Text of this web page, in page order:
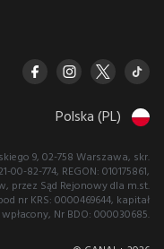
Polska (PL)
9, 02-758 Warszawa, skr.
82-774, REGON: 010175861,
przez Sąd Rejonowy dla m.st.
nr KRS: 0000469644, kapitał
wpłacony, Nr BDO: 000030685.